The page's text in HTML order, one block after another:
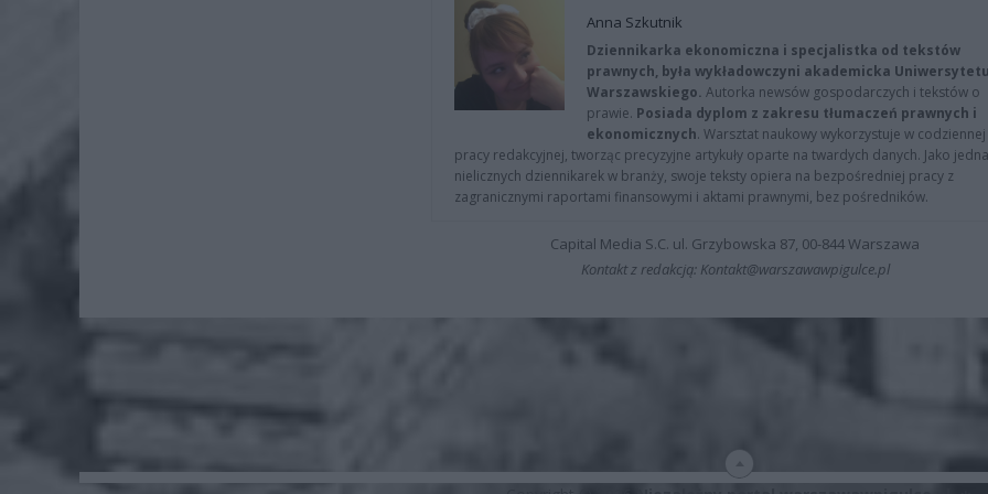
Anna Szkutnik
Dziennikarka ekonomiczna i specjalistka od tekstów
prawnych, była wykładowczyni akademicka
Warszawskiego. Autorka newsów gospodarczych i tekstów o
prawie. Posiada dyplom z zakresu tłumaczeń prawnych i
ekonomicznych. Warsztat naukowy wykorzystuje w codziennej
pracy redakcyjnej, tworząc precyzyjne artykuły oparte na twardych danych. Jako
nielicznych dziennikarek w branży, swoje teksty opiera na bezpośredniej pracy z
zagranicznymi raportami finansowymi i aktami prawnymi, bez pośredników.
Capital Media S.C. ul. Grzybowska 87, 00-844 Warszawa
Kontakt z redakcją: Kontakt@warszawawpigulce.pl